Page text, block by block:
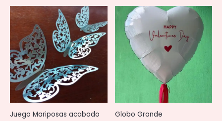
tulipanes
cantidad
Juego Mariposas acabado
Globo Grande